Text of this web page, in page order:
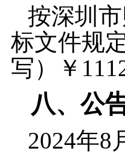
按深圳
标文件规
写）￥
八、公
2024年8